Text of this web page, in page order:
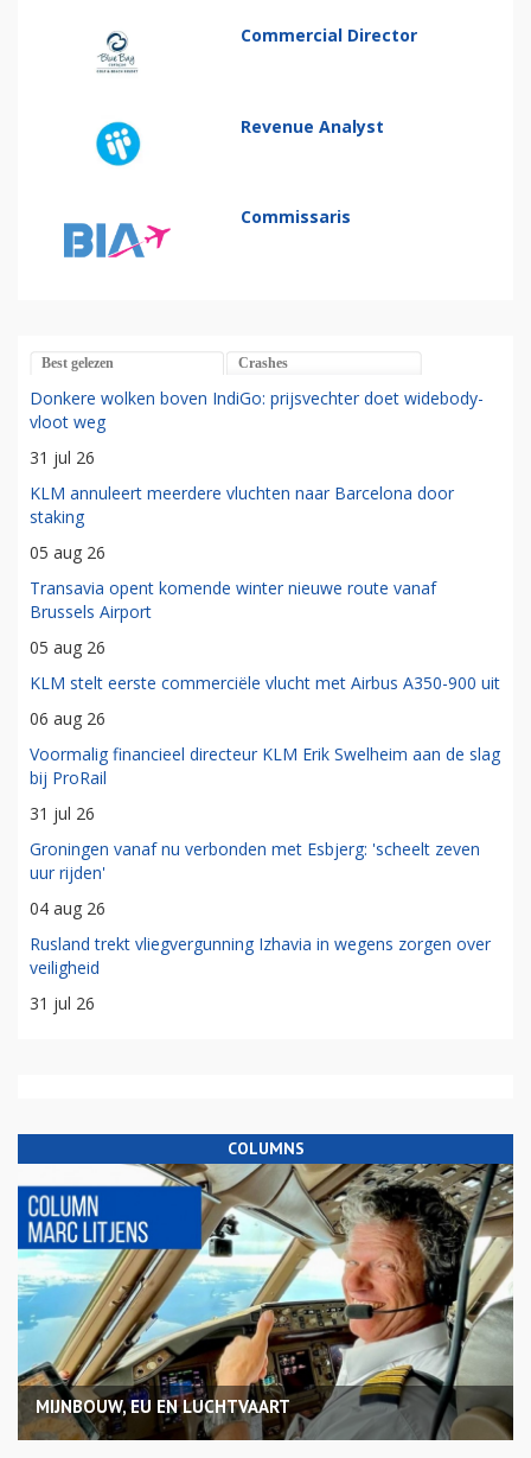
Commercial Director
Revenue Analyst
Commissaris
Best gelezen Crashes
Donkere wolken boven IndiGo: prijsvechter doet widebody-
vloot weg
31 jul 26
KLM annuleert meerdere vluchten naar Barcelona door
staking
05 aug 26
Transavia opent komende winter nieuwe route vanaf
Brussels Airport
05 aug 26
KLM stelt eerste commerciële vlucht met Airbus A350-900 uit
06 aug 26
Voormalig financieel directeur KLM Erik Swelheim aan de slag
bij ProRail
31 jul 26
Groningen vanaf nu verbonden met Esbjerg: 'scheelt zeven
uur rijden'
04 aug 26
Rusland trekt vliegvergunning Izhavia in wegens zorgen over
veiligheid
31 jul 26
COLUMNS
MIJNBOUW, EU EN LUCHTVAART